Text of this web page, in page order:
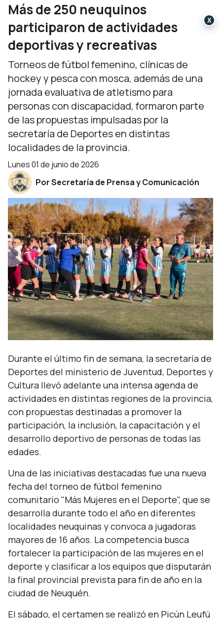
Más de 250 neuquinos
participaron de actividades
deportivas y recreativas
Torneos de fútbol femenino, clínicas de
hockey y pesca con mosca, además de una
jornada evaluativa de atletismo para
personas con discapacidad, formaron parte
de las propuestas impulsadas por la
secretaría de Deportes en distintas
localidades de la provincia.
lunes 01 de junio de 2026
Por Secretaría de Prensa y Comunicación
Durante el último fin de semana, la secretaría de
Deportes del ministerio de Juventud, Deportes y
Cultura llevó adelante una intensa agenda de
actividades en distintas regiones de la provincia,
con propuestas destinadas a promover la
participación, la inclusión, la capacitación y el
desarrollo deportivo de personas de todas las
edades.
Una de las iniciativas destacadas fue una nueva
fecha del torneo de fútbol femenino
comunitario "Más Mujeres en el Deporte", que se
desarrolla durante todo el año en diferentes
localidades neuquinas y convoca a jugadoras
mayores de 16 años. La competencia busca
fortalecer la participación de las mujeres en el
deporte y clasificar a los equipos que disputarán
la final provincial prevista para fin de año en la
ciudad de Neuquén.
El sábado, el certamen se realizó en Picún Leufú
X